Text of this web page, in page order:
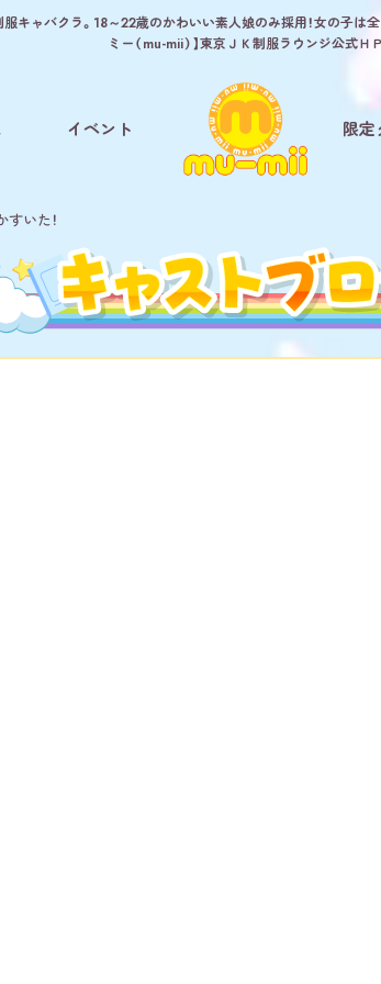
キャバクラ。18～22歳のかわいい素人娘のみ採用！女の子は
ミー（mu-mii）】東京ＪＫ制服ラウンジ公式ＨＰ
イベント 限定
すいた！